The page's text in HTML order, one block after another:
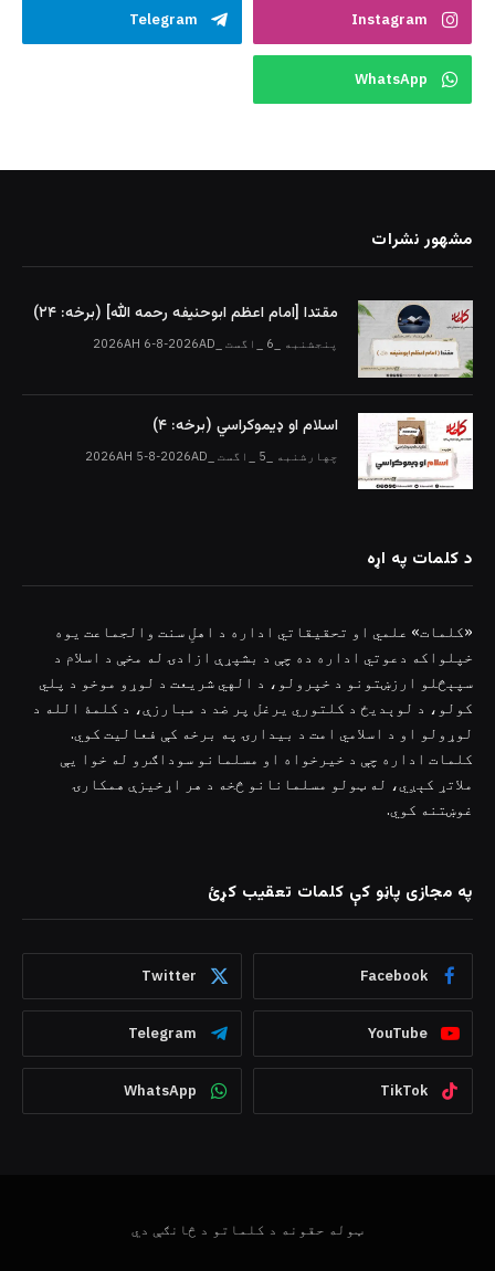
Instagram
Telegram
WhatsApp
مشهور نشرات
مقتدا [امام اعظم ابوحنیفه رحمه الله‎] (برخه: ۲۴)
پنجشنبه _6 _اگست _2026AH 6-8-2026AD
اسلام او ډیموکراسي (برخه: ۴)
چهارشنبه _5 _اگست _2026AH 5-8-2026AD
د کلمات په اړه
«کلمات» علمي او تحقیقاتي اداره د اهلِ سنت والجماعت یوه
خپلواکه دعوتي اداره ده چې د بشپړې ازادۍ له مخې د اسلام د
سپېڅلو ارزښتونو د خپرولو، د الهي شریعت د لوړو موخو د پلي
کولو، د لوېدیځ د کلتوري یرغل پر ضد د مبارزې، د کلمۀ الله د
لوړولو او د اسلامي امت د بیدارۍ په برخه کې فعالیت کوي.
کلمات اداره چې د خیرخواه او مسلمانو سوداګرو له خوا یې
ملاتړ کېږي، له ټولو مسلمانانو څخه د هر اړخیزې همکارۍ
غوښتنه کوي.
په مجازی پاڼو کې کلمات تعقیب کړئ
Facebook
Twitter
YouTube
Telegram
TikTok
WhatsApp
ټوله حقونه د کلماتو د څانګې دي